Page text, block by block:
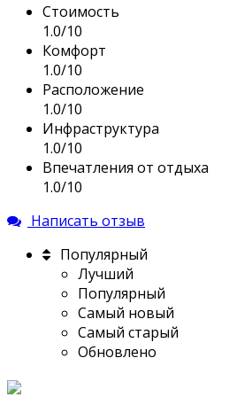
Стоимость
1.0/10
Комфорт
1.0/10
Расположение
1.0/10
Инфраструктура
1.0/10
Впечатления от отдыха
1.0/10
Написать отзыв
Популярный
Лучший
Популярный
Самый новый
Самый старый
Обновлено